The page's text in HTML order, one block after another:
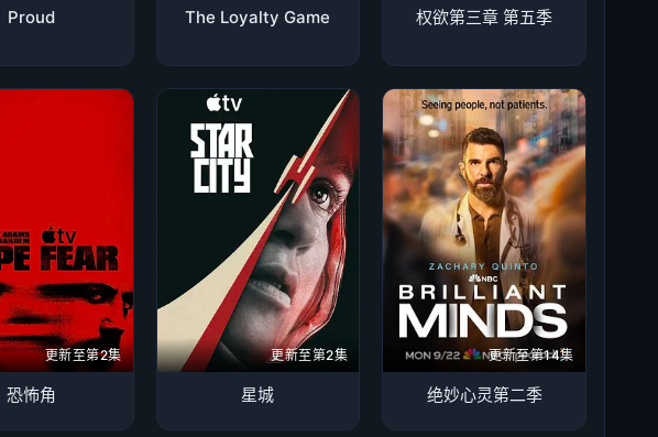
Proud The Loyalty Game 权欲第三章 第五季
更新至第2集
恐怖角
更新至第2集
星城
更新至第14集
绝妙心灵第二季